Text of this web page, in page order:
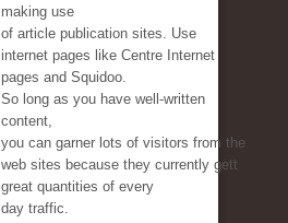
making use
of article publication sites. Use
internet pages like Centre Internet
pages and Squidoo.
So long as you have well-written
content,
you can garner lots of visitors from the
web sites because they currently gett
great quantities of every
day traffic.